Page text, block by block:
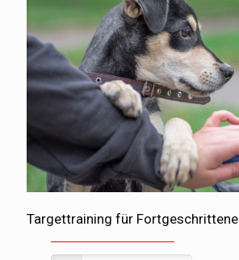
Targettraining für Fortgeschrittene